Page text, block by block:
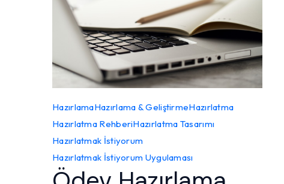
HazırlamaHazırlama & GeliştirmeHazırlatma
Hazırlatma RehberiHazırlatma Tasarımı
Hazırlatmak İstiyorum
Hazırlatmak İstiyorum Uygulaması